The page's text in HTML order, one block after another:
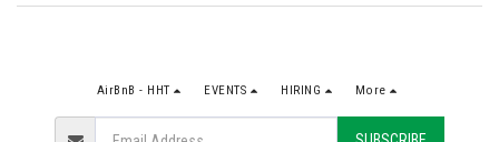
AirBnB - HHT EVENTS HIRING More